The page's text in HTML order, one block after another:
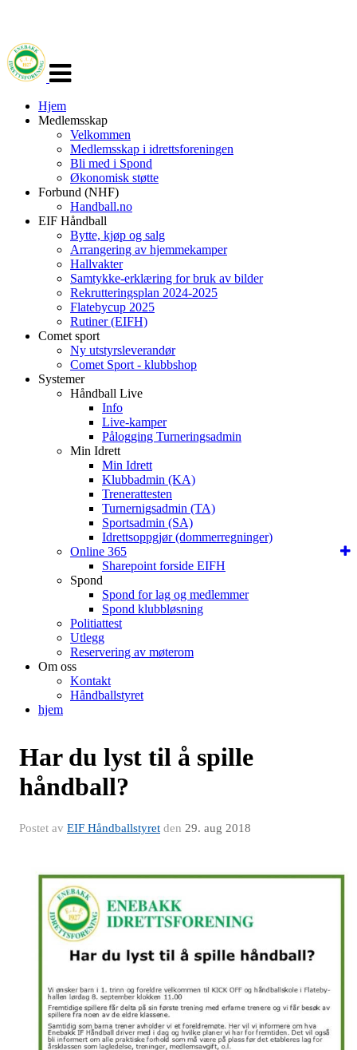
navigasjon
Hjem
Medlemsskap
Velkommen
Medlemsskap i idrettsforeningen
Bli med i Spond
Økonomisk støtte
Forbund (NHF)
Handball.no
EIF Håndball
Bytte, kjøp og salg
Arrangering av hjemmekamper
Hallvakter
Samtykke-erklæring for bruk av bilder
Rekrutteringsplan 2024-2025
Flatebycup 2025
Rutiner (EIFH)
Comet sport
Ny utstyrsleverandør
Comet Sport - klubbshop
Systemer
Håndball Live
Info
Live-kamper
Pålogging Turneringsadmin
Min Idrett
Min Idrett
Klubbadmin (KA)
Trenerattesten
Turnernigsadmin (TA)
Sportsadmin (SA)
Idrettsoppgjør (dommerregninger)
Online 365
Sharepoint forside EIFH
Spond
Spond for lag og medlemmer
Spond klubbløsning
Politiattest
Utlegg
Reservering av møterom
Om oss
Kontakt
Håndballstyret
hjem
Har du lyst til å spille
håndball?
Postet av EIF Håndballstyret den 29. aug 2018